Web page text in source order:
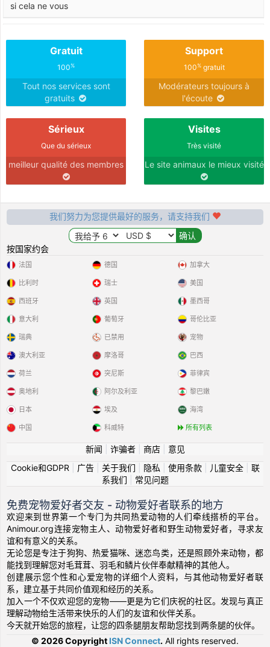
si cela ne vous
他/她的描述：
希望他的伴侶成為：
Joueur, doux, pas agressif
2026-01-07 12:12:29
がアカウントを作成しました
和生活在
他/她的描述：
Jeune lapin nain belier
Lapine nain ou belier
2025-10-25 03:56:34
がアカウントを作成しました
和生活在
他/她的描述：
Open minded to life and to be a true friend
2025-08-15 20:29:36
Maxou がアカウントを作成しました
和生活在
他/她的描述：
Mon lapin est super beau
希望他的伴侶成為：
Ma partenaire doit être une lapine douce
2025-06-23 02:04:36
Miriette91
がアカウントを作成しまし
他/她的描述：
Je viens de voir ton profil, il me plais bien raison pour laquelle
je me suis permis de t’envoyer un message. !
希望他的伴侶成為：
Je viens de voir ton profil, il me plais bien raison pour laquelle
je me suis permis de t’envoyer un message. !
2025-05-25 15:13:40
Calieがアカウントを作成しました
和生活在
他/她的描述：
Calie est une lapine dynamique
希望他的伴侶成為：
Nous cherchons un ami assez calme
Gratuit
100%
Tout nos services sont
gratuits
Support
100%gratuit
Modérateurs toujours à
l'écoute
Sérieux
Que du sérieux
meilleur qualité des membres
Visites
Très visité
Le site animaux le mieux visité
我们努力为您提供最好的服务，请支持我们
按国家约会
法国
比利时
西班牙
意大利
瑞典
德国
瑞士
英国
葡萄牙
已禁用
加拿大
美国
墨西哥
哥伦比亚
宠物
澳大利亚
荷兰
奥地利
日本
中国
摩洛哥
突尼斯
阿尔及利亚
埃及
科威特
巴西
菲律宾
黎巴嫩
海湾
所有列表
新闻 诈骗者| 商店| 意见
Cookie和GDPR
广告| 关于我们 隐私 使用条款| 儿童安全| 联
系我们
常见问题
免费宠物爱好者交友 - 动物爱好者联系的地方
欢迎来到世界第一个专门为共同热爱动物的人们牵线搭桥的平台。
Animour.org连接宠物主人、动物爱好者和野生动物爱好者，寻求友
谊和有意义的关系。
无论您是专注于狗狗、热爱猫咪、迷恋鸟类，还是照顾外来动物，都
能找到理解您对毛茸茸、羽毛和鳞片伙伴奉献精神的其他人。
创建展示您个性和心爱宠物的详细个人资料，与其他动物爱好者联
系，建立基于共同价值观和经历的关系。
加入一个不仅欢迎您的宠物——更是为它们庆祝的社区。发现与真正
理解动物给生活带来快乐的人们的友谊和伙伴关系。
今天就开始您的旅程，让您的四条腿朋友帮助您找到两条腿的伙伴。
© 2026 Copyright ISN Connect. All rights reserved.